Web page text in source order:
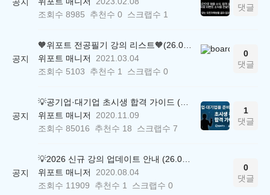
공지
조회수 8985 추천수 0 스크랩수 1
댓글
공지
🧡위포트 전공필기 강의 리스트🧡(26.05.22 ver.)
위포트 매니저
2021.03.04
조회수 5103 추천수 1 스크랩수 0
0
댓글
공지
💡공기업·대기업 초시생 합격 가이드 (26.04.21 ver.)
위포트 매니저
2020.11.09
조회수 85016 추천수 18 스크랩수 7
1
댓글
공지
💡2026 신규 강의 업데이트 안내 (26.04.17 ver.)
위포트 매니저
2020.08.04
조회수 11909 추천수 1 스크랩수 0
0
댓글